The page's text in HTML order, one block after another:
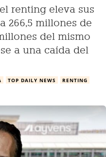
renting eleva sus
266,5 millones de
del mismo
a una caída del
TOP DAILY NEWS
RENTING